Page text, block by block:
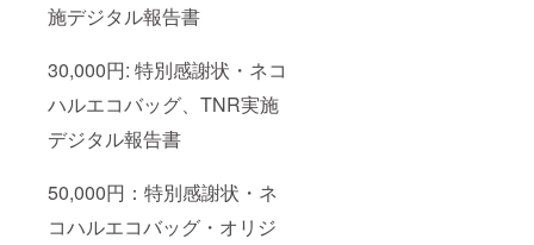
施デジタル報告書
30,000円: 特別感謝状・ネコ
ハルエコバッグ、TNR実施
デジタル報告書
50,000円：特別感謝状・ネ
コハルエコバッグ・オリジ